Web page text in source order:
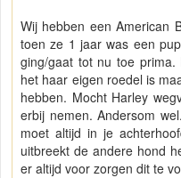
Wij hebben een American
toen ze 1 jaar was een
ging/gaat tot nu toe
het haar eigen roedel is
hebben. Mocht Harley
erbij nemen. Andersom
moet altijd in je
uitbreekt de andere hond
er altijd voor zorgen dit te